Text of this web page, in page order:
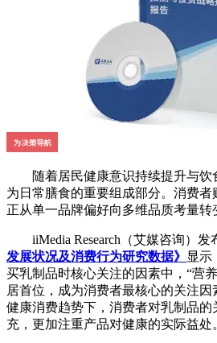
随着居民健康意识持续提升与饮
为日常膳食的重要组成部分。消费
正从单一品牌偏好向多维品质考量转
iiMedia Research（艾媒咨询）发
发展状况及消费行为研究数据》 显示
买乳制品时核心关注的因素中，“营
居首位，成为消费者最核心的关注
健康消费趋势下，消费者对乳制品
充，更加注重产品对健康的实际益处